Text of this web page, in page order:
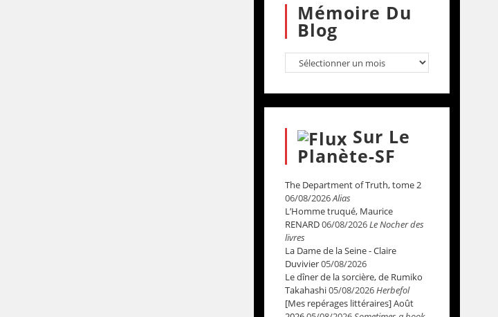
Mémoire Du
Blog
Sur Le
Planète-SF
The Department of Truth, tome 2
06/08/2026Alias
L’Homme truqué, Maurice
RENARD06/08/2026Le Nocher des
livres
La Dame de la Seine - Claire
Duvivier05/08/2026
Le dîner de la sorcière, de Rumiko
Takahashi05/08/2026Herbefol
[Mes repérages littéraires] Août